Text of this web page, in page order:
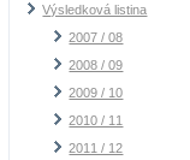
Výsledková listina
2007 / 08
2008 / 09
2009 / 10
2010 / 11
2011 / 12